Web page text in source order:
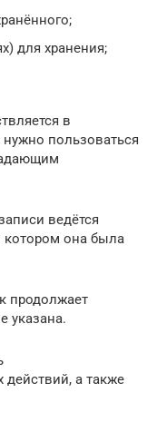
для хранения;
в
пользоваться
ведётся
она была
продолжает
указана.
а также